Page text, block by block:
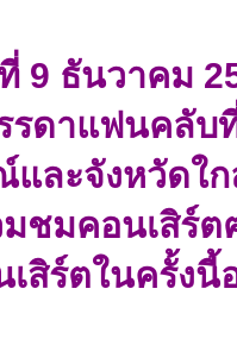
9 ธันวาคม
รดาแฟนคลับ
และจังหวัดใ
มชมคอนเสิร์
เสิร์ตในครั้ง